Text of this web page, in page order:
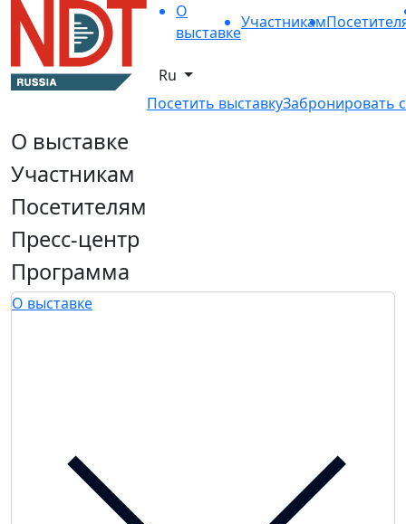
О
выставке
Участникам
Ru
Посетить выставкуЗабронировать
О выставке
Участникам
Посетителям
Пресс-центр
Программа
О выставке